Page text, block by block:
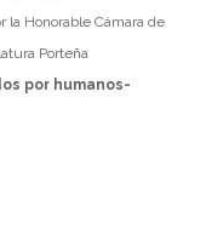
Honorable Cámara de
Porteña
por humanos-